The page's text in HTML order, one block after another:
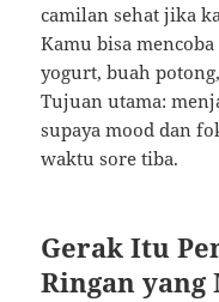
camilan sehat jika
Kamu bisa
yogurt, buah
Tujuan utama:
supaya mood dan
waktu sore tiba.
Gerak Itu
Ringan yang